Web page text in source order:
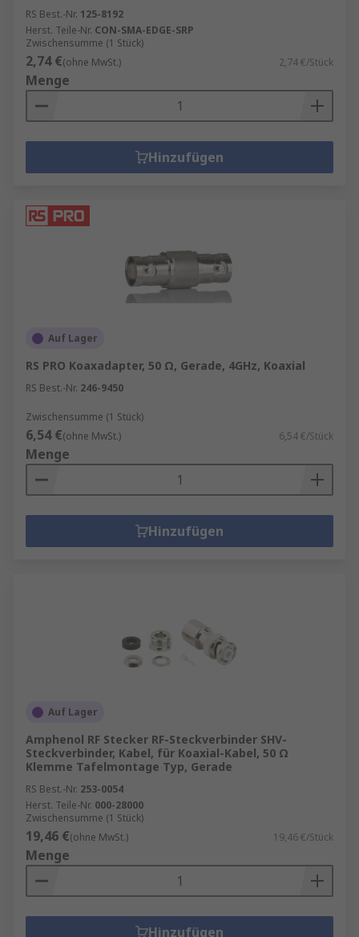
RS Best.-Nr. 125-8192
Herst. Teile-Nr. CON-SMA-EDGE-SRP
Zwischensumme (1 Stück)
2,74 €(ohne MwSt.) 2,74 €/Stück
Menge
Hinzufügen
Auf Lager
RS PRO Koaxadapter, 50 Ω, Gerade, 4GHz, Koaxial
RS Best.-Nr. 246-9450
Zwischensumme (1 Stück)
6,54 €(ohne MwSt.) 6,54 €/Stück
Menge
Hinzufügen
Auf Lager
Amphenol RF Stecker RF-Steckverbinder SHV-
Steckverbinder, Kabel, für Koaxial-Kabel, 50 Ω
Klemme Tafelmontage Typ, Gerade
RS Best.-Nr. 253-0054
Herst. Teile-Nr. 000-28000
Zwischensumme (1 Stück)
19,46 €(ohne MwSt.) 19,46 €/Stück
Menge
Hinzufügen